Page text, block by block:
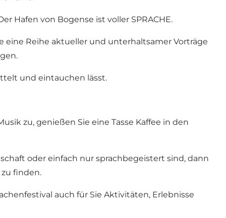
Hafen von Bogense ist voller SPRACHE.
eine Reihe aktueller und unterhaltsamer Vorträge
und eintauchen lässt.
zu, genießen Sie eine Tasse Kaffee in den
oder einfach nur sprachbegeistert sind, dann
finden.
auch für Sie Aktivitäten, Erlebnisse